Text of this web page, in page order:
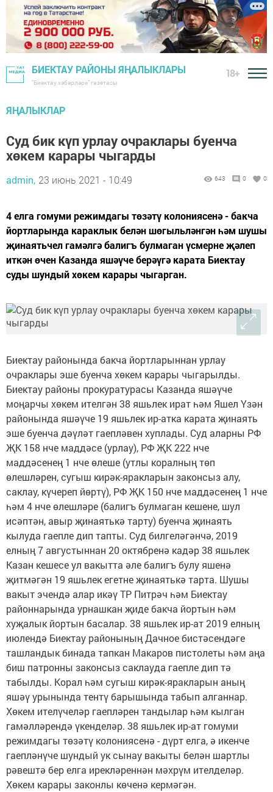
БИЕКТАУ РАЙОНЫ ЯҢАЛЫКЛАРЫ
"Биектау хәбәрләре" газетасы
18+
ЯҢАЛЫКЛАР
Суд бик күп урлау очраклары буенча
хөкем карары чыгарды
admin, 23 июнь 2021 - 10:49 643 0 0
4 елга гомуми режимдагы төзәтү колониясенә - бакча
йортларында караклык белән шөгыльләнгән һәм шушы
җинаятьчел гамәлгә балигъ булмаган үсмерне җәлеп
иткән өчен Казанда яшәүче берәүгә карата Биектау
суды шундый хөкем карары чыгарган.
Биектау районында бакча йортларыннан урлау
очраклары эше буенча хөкем карары чыгарылды.
Биектау районы прокуратурасы Казанда яшәүче
моңарчы хөкем ителгән 38 яшьлек ират һәм Яшел Үзән
районында яшәүче 19 яшьлек ир-атка карата җинаять
эше буенча дәүләт гаепләвен хуплады. Суд аларны РФ
ҖК 158 нче маддәсе (урлау), РФ ҖК 222 нче
маддәсенең 1 нче өлеше (утлы коралның төп
өлешләрен, сугыш кирәк-яракларын законсыз алу,
саклау, күчереп йөртү), РФ ҖК 150 нче маддәсенең 1 нче
һәм 4 нче өлешләре (балигъ булмаган кешене, шул
исәптән, авыр җинаятькә тарту) буенча җинаять
кылуда гаепле дип тапты. Суд билгеләгәнчә, 2019
елның 7 августыннан 20 октябренә кадәр 38 яшьлек
Казан кешесе ул вакытта әле балигъ булу яшенә
җитмәгән 19 яшьлек егетне җинаятькә тарта. Шушы
вакыт эчендә алар икәү ТР Питрәч һәм Биектау
районнарында урнашкан җиде бакча йортын һәм
хуҗалык йортын басалар. 38 яшьлек ир-ат 2019 елның
июлендә Биектау районының Дачное бистәсендәге
ташландык бинада тапкан Макаров пистолеты һәм аңа
биш патронны законсыз саклауда гаепле дип тә
табылды. Корал һәм сугыш кирәк-яракларын аның
яшәү урынында тентү барышында табып алганнар.
Хөкем ителүчеләр гаепләрен тандылар һәм кылган
гамәлләрендә үкенделәр. 38 яшьлек ир-ат гомуми
режимдагы төзәтү колониясенә - дүрт елга, ә икенче
гаепләнүче шундый ук сынау вакыты белән шартлы
рәвештә бер елга ирекләреннән мәхрүм ителделәр.
Хөкем карары законлы көченә кермәгән.